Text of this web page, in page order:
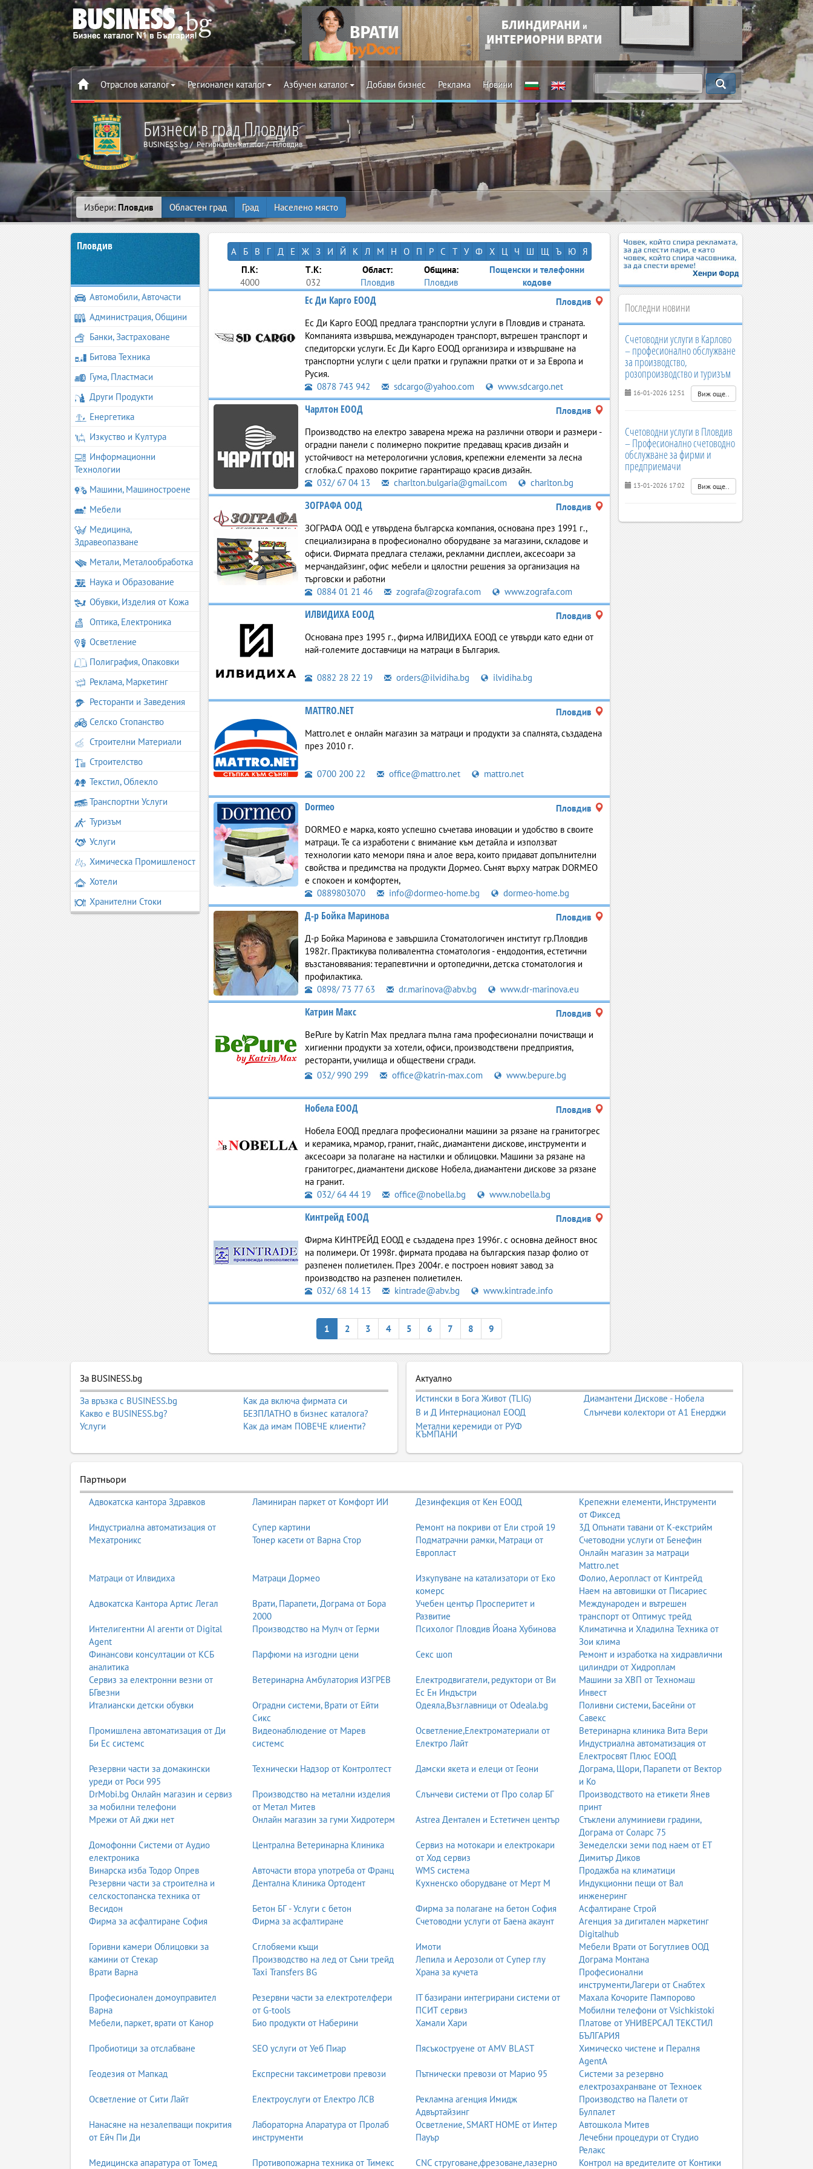
Отраслов каталог Регионален каталог Азбучен каталог Добави бизнес Реклама Новини
Бизнеси в град Пловдив
BUSINESS.bg Регионален каталог Пловдив
Избери: Пловдив Областен град Град Населено място
Пловдив
Автомобили, Авточасти
Администрация, Общини
Банки, Застраховане
Битова Техника
Гума, Пластмаси
Други Продукти
Енергетика
Изкуство и Култура
Информационни
Технологии
Машини, Машиностроене
Мебели
Медицина,
Здравеопазване
Метали, Металообработка
Наука и Образование
Обувки, Изделия от Кожа
Оптика, Електроника
Осветление
Полиграфия, Опаковки
Реклама, Маркетинг
Ресторанти и Заведения
Селско Стопанство
Строителни Материали
Строителство
Текстил, Облекло
Транспортни Услуги
Туризъм
Услуги
Химическа Промишленост
Хотели
Хранителни Стоки
А Б В Г Д Е Ж З И Й К Л М Н О П Р С Т У Ф Х Ц Ч Ш Щ Ъ Ю
Я
П.К:
4000
Т.К:
032
Област:
Пловдив
Община:
Пловдив
Пощенски и телефонни
кодове
Ес Ди Карго ЕООД
Пловдив
Ес Ди Карго ЕООД предлага транспортни услуги в Пловдив и страната.
Компанията извършва, международен транспорт, вътрешен транспорт и
спедиторски услуги. Ес Ди Карго ЕООД организира и извършване на
транспортни услуги с цели пратки и групажни пратки от и за Европа и
Русия.
0878 743 942
sdcargo@yahoo.com www.sdcargo.net
Чарлтон ЕООД
Пловдив
Производство на електро заварена мрежа на различни отвори и размери -
оградни панели с полимерно покритие предаващ красив дизайн и
устойчивост на метерологични условия, крепежни елементи за лесна
сглобка.С прахово покритие гарантиращо красив дизайн.
032/ 67 04 13
charlton.bulgaria@gmail.com charlton.bg
ЗОГРАФА ООД
Пловдив
ЗОГРАФА ООД е утвърдена българска компания, основана през 1991 г.,
специализирана в професионално оборудване за магазини, складове и
офиси. Фирмата предлага стелажи, рекламни дисплеи, аксесоари за
мерчандайзинг, офис мебели и цялостни решения за организация на
търговски и работни
0884 01 21 46
zografa@zografa.com www.zografa.com
ИЛВИДИХА ЕООД
Пловдив
Основана през 1995 г., фирма ИЛВИДИХА ЕООД се утвърди като едни от
най-големите доставчици на матраци в България.
0882 28 22 19 orders@ilvidiha.bg ilvidiha.bg
MATTRO.NET
Пловдив
Mattro.net е онлайн магазин за матраци и продукти за спалнята, създадена
през 2010 г.
0700 200 22 office@mattro.net mattro.net
Dormeo
Пловдив
DORMEO е марка, която успешно съчетава иновации и удобство в своите
матраци. Те са изработени с внимание към детайла и използват
технологии като мемори пяна и алое вера, които придават допълнителни
свойства и предимства на продукти Дормео. Сънят върху матрак DORMEO
е спокоен и комфортен,
0889803070
info@dormeo-home.bg dormeo-home.bg
Д-р Бойка Маринова
Пловдив
Д-р Бойка Маринова е завършила Стоматологичен институт гр.Пловдив
1982г. Практикува поливалентна стоматология - ендодонтия, естетични
възстановявания: терапевтични и ортопедични, детска стоматология и
профилактика.
0898/ 73 77 63
dr.marinova@abv.bg www.dr-marinova.eu
Катрин Макс
Пловдив
BePure by Katrin Max предлага пълна гама професионални почистващи и
хигиенни продукти за хотели, офиси, производствени предприятия,
ресторанти, училища и обществени сгради.
032/ 990 299
office@katrin-max.com www.bepure.bg
Нобела ЕООД
Пловдив
Нобела ЕООД предлага професионални машини за рязане на гранитогрес
и керамика, мрамор, гранит, гнайс, диамантени дискове, инструменти и
аксесоари за полагане на настилки и облицовки. Машини за рязане на
гранитогрес, диамантени дискове Нобела, диамантени дискове за рязане
на гранит.
032/ 64 44 19
office@nobella.bg www.nobella.bg
Кинтрейд ЕООД
Пловдив
Фирма КИНТРЕЙД ЕООД е създадена през 1996г. с основна дейност внос
на полимери. От 1998г. фирмата продава на българския пазар фолио от
разпенен полиетилен. През 2004г. е построен новият завод за
производство на разпенен полиетилен.
032/ 68 14 13
kintrade@abv.bg www.kintrade.info
1 2 3 4 5 6 7 8 9
Последни новини
Счетоводни услуги в Карлово
– професионално обслужване
за производство,
розопроизводство и туризъм
16-01-2026 12:51 Виж още..
Счетоводни услуги в Пловдив
– Професионално счетоводно
обслужване за фирми и
предприемачи
13-01-2026 17:02 Виж още..
За BUSINESS.bg
За връзка с BUSINESS.bg
Какво е BUSINESS.bg?
Услуги
Как да включа фирмата си
БЕЗПЛАТНО в бизнес каталога?
Как да имам ПОВЕЧЕ клиенти?
Актуално
Истински в Бога Живот (TLIG)
Диамантени Дискове - Нобела
В и Д Интернационал ЕООД
Слънчеви колектори от А1 Енерджи
Метални керемиди от РУФ
КЪМПАНИ
Партньори
Адвокатска кантора Здравков Ламиниран паркет от Комфорт ИИ Дезинфекция от Кен ЕООД
Крепежни елементи, Инструменти
от Фиксед
Индустриална автоматизация от
Мехатроникс
Супер картини Ремонт на покриви от Ели строй 19
3Д Опънати тавани от К-екстрийм
Тонер касети от Варна Стор
Подматрачни рамки, Матраци от
Европласт
Счетоводни услуги от Бенефин
Онлайн магазин за матраци
Mattro.net
Матраци от Илвидиха
Матраци Дормео
Изкупуване на катализатори от Еко
комерс
Фолио, Аеропласт от Кинтрейд
Наем на автовишки от Писариес
Адвокатска Кантора Артис Легал
Врати, Парапети, Дограма от Бора
2000
Учебен център Просперитет и
Развитие
Международен и вътрешен
транспорт от Оптимус трейд
Интелигентни AI агенти от Digital
Agent
Производство на Мулч от Герми Психолог Пловдив Йоана Хубинова
Климатична и Хладилна Техника от
Зои клима
Финансови консултации от КСБ
аналитика
Парфюми на изгодни цени Секс шоп
Ремонт и изработка на хидравлични
цилиндри от Хидроплам
Сервиз за електронни везни от
БГвезни
Ветеринарна Амбулатория ИЗГРЕВ
Електродвигатели, редуктори от Ви
Ес Ен Индъстри
Машини за ХВП от Техномаш
Инвест
Италиански детски обувки
Оградни системи, Врати от Ейти
Сикс
Одеяла,Възглавници от Odeala.bg
Поливни системи, Басейни от
Савекс
Промишлена автоматизация от Ди
Би Ес системс
Видеонаблюдение от Марев
системс
Осветление,Електроматериали от
Електро Лайт
Ветеринарна клиника Вита Вери
Индустриална автоматизация от
Електросвят Плюс ЕООД
Резервни части за домакински
уреди от Роси 995
Технически Надзор от Контролтест Дамски якета и елеци от Геони
Дограма, Щори, Парапети от Вектор
и Ко
DrMobi.bg Онлайн магазин и сервиз
за мобилни телефони
Производство на метални изделия
от Метал Митев
Слънчеви системи от Про солар БГ
Производството на етикети Янев
принт
Мрежи от Ай джи нет
Онлайн магазин за гуми Хидротерм Astrea Дентален и Естетичен център
Стъклени алуминиеви градини,
Дограма от Соларс 75
Домофонни Системи от Аудио
електроника
Централна Ветеринарна Клиника
Сервиз на мотокари и електрокари
от Ход сервиз
Земеделски земи под наем от ЕТ
Димитър Диков
Винарска изба Тодор Опрев
Авточасти втора употреба от Франц WMS система
Продажба на климатици
Резервни части за строителна и
селскостопанска техника от
Весидон
Дентална Клиника Ортодент Кухненско оборудване от Мерт М
Индукционни пещи от Вал
инженеринг
Бетон БГ - Услуги с бетон
Фирма за полагане на бетон София
Асфалтиране Строй
Фирма за асфалтиране София
Фирма за асфалтиране Счетоводни услуги от Баена акаунт
Агенция за дигитален маркетинг
Digitalhub
Горивни камери Облицовки за
камини от Стекар
Сглобяеми къщи Имоти
Мебели Врати от Богутлиев ООД
Производство на лед от Съни трейд
Лепила и Аерозоли от Супер глу
Дограма Монтана
Врати Варна
Taxi Transfers BG Храна за кучета
Професионални
инструменти,Лагери от Снабтех
Професионален домоуправител
Варна
Резервни части за електротелфери
от G-tools
IT базирани интегрирани системи от
ПСИТ сервиз
Махала Кочорите Пампорово
Мобилни телефони от Vsichkistoki
Мебели, паркет, врати от Канор
Био продукти от Наберини Хамали Хари
Платове от УНИВЕРСАЛ ТЕКСТИЛ
БЪЛГАРИЯ
Пробиотици за отслабване
SEO услуги от Уеб Пиар Пясъкоструене от AMV BLAST
Химическо чистене и Пералня
AgentA
Геодезия от Мапкад
Експресни таксиметрови превози Пътнически превози от Марио 95
Системи за резервно
електрозахранване от Техноек
Осветление от Сити Лайт
Електроуслуги от Електро ЛСВ
Рекламна агенция Имидж
Адвъртайзинг
Производство на Палети от
Булпалет
Нанасяне на незалепващи покрития
от Ейч Пи Ди
Лабораторна Апаратура от Пролаб
инструменти
Осветление, SMART HOME от Интер
Пауър
Автошкола Митев
Лечебни процедури от Студио
Релакс
Медицинска апаратура от Томед
Противопожарна техника от Тимекс CNC струговане,фрезоване,лазерно Контрол на вредителите от Контики